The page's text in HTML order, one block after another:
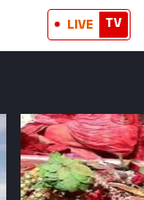
LIVE TV